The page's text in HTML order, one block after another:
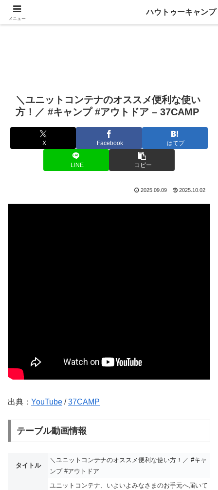
＼ユニットコンテナのオススメ便利な使い
方！／ #キャンプ #アウトドア – 37CAMP
X Facebook はてブ
LINE コピー
2025.09.09 2025.10.02
出典： YouTube /37CAMP
テーブル動画情報
タイトル
＼ユニットコンテナのオススメ便利な使い方！／ #キャ
ンプ #アウトドア
ユニットコンテナ、いよいよみなさまのお手元へ届いて
メニュー
ハウトゥーキャンプ